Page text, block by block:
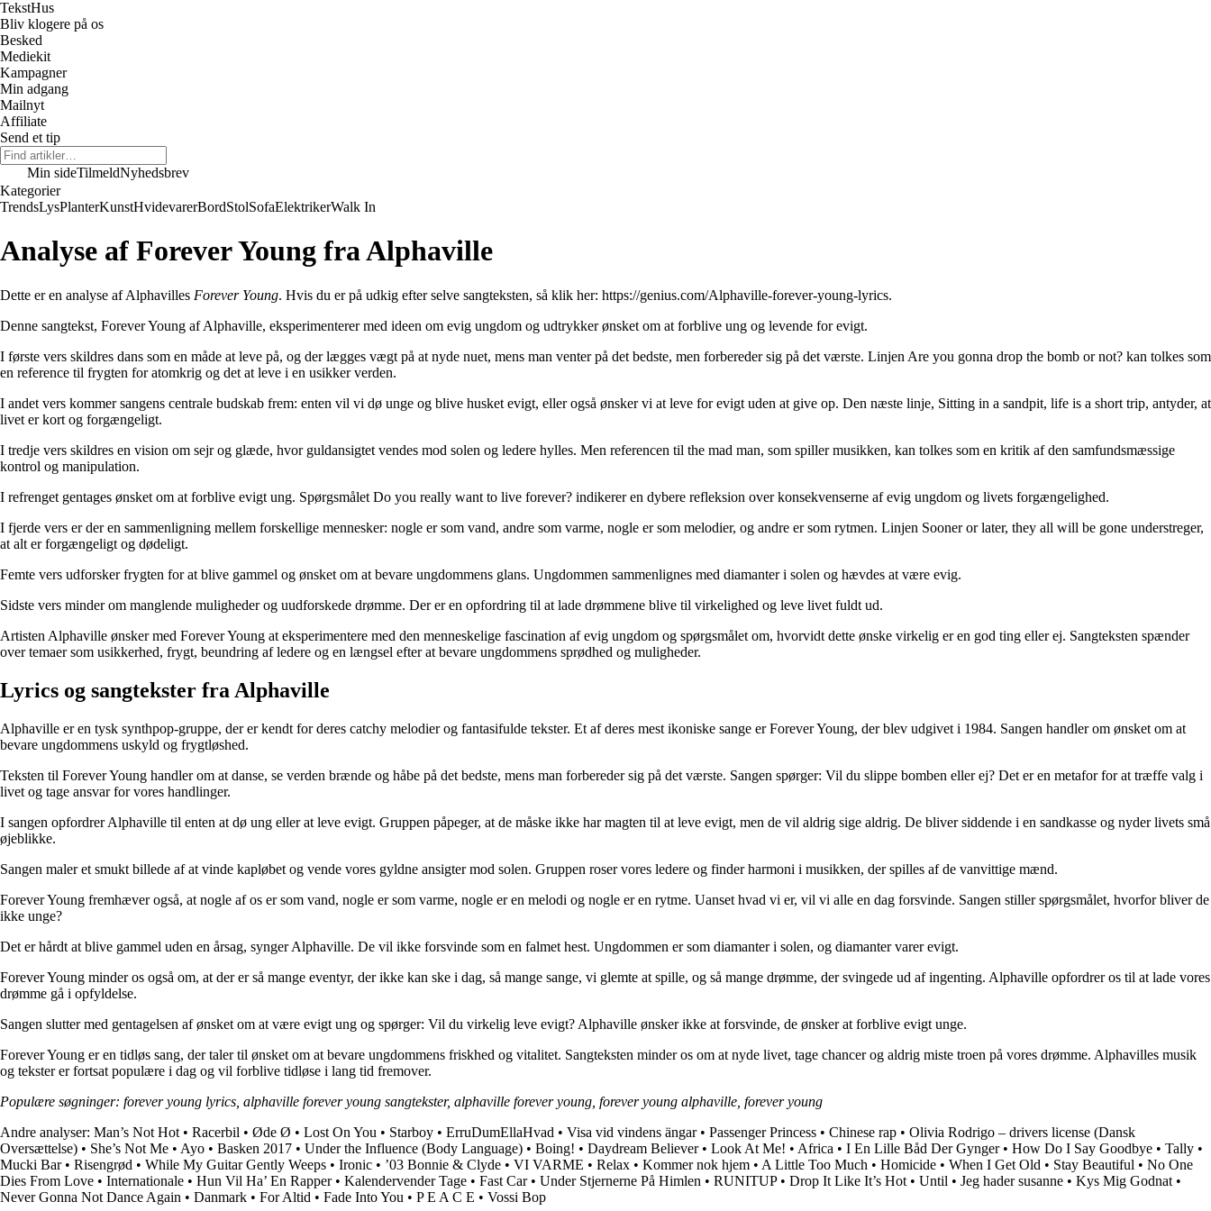
TekstHus
Bliv klogere på os
Besked
Mediekit
Kampagner
Min adgang
Mailnyt
Affiliate
Send et tip
Min sideTilmeldNyhedsbrev
Kategorier
TrendsLysPlanterKunstHvidevarerBordStolSofaElektrikerWalk In
Analyse af Forever Young fra Alphaville
Dette er en analyse af Alphavilles Forever Young. Hvis du er på udkig efter selve sangteksten, så klik her: https://genius.com/Alphaville-forever-young-lyrics.
Denne sangtekst, Forever Young af Alphaville, eksperimenterer med ideen om evig ungdom og udtrykker ønsket om at forblive ung og levende for evigt.
I første vers skildres dans som en måde at leve på, og der lægges vægt på at nyde nuet, mens man venter på det bedste, men forbereder sig på det værste. Linjen Are you gonna drop the bomb or not? kan tolkes som
en reference til frygten for atomkrig og det at leve i en usikker verden.
I andet vers kommer sangens centrale budskab frem: enten vil vi dø unge og blive husket evigt, eller også ønsker vi at leve for evigt uden at give op. Den næste linje, Sitting in a sandpit, life is a short trip, antyder, at
livet er kort og forgængeligt.
I tredje vers skildres en vision om sejr og glæde, hvor guldansigtet vendes mod solen og ledere hylles. Men referencen til the mad man, som spiller musikken, kan tolkes som en kritik af den samfundsmæssige
kontrol og manipulation.
I refrenget gentages ønsket om at forblive evigt ung. Spørgsmålet Do you really want to live forever? indikerer en dybere refleksion over konsekvenserne af evig ungdom og livets forgængelighed.
I fjerde vers er der en sammenligning mellem forskellige mennesker: nogle er som vand, andre som varme, nogle er som melodier, og andre er som rytmen. Linjen Sooner or later, they all will be gone understreger,
at alt er forgængeligt og dødeligt.
Femte vers udforsker frygten for at blive gammel og ønsket om at bevare ungdommens glans. Ungdommen sammenlignes med diamanter i solen og hævdes at være evig.
Sidste vers minder om manglende muligheder og uudforskede drømme. Der er en opfordring til at lade drømmene blive til virkelighed og leve livet fuldt ud.
Artisten Alphaville ønsker med Forever Young at eksperimentere med den menneskelige fascination af evig ungdom og spørgsmålet om, hvorvidt dette ønske virkelig er en god ting eller ej. Sangteksten spænder
over temaer som usikkerhed, frygt, beundring af ledere og en længsel efter at bevare ungdommens sprødhed og muligheder.
Lyrics og sangtekster fra Alphaville
Alphaville er en tysk synthpop-gruppe, der er kendt for deres catchy melodier og fantasifulde tekster. Et af deres mest ikoniske sange er Forever Young, der blev udgivet i 1984. Sangen handler om ønsket om at
bevare ungdommens uskyld og frygtløshed.
Teksten til Forever Young handler om at danse, se verden brænde og håbe på det bedste, mens man forbereder sig på det værste. Sangen spørger: Vil du slippe bomben eller ej? Det er en metafor for at træffe valg i
livet og tage ansvar for vores handlinger.
I sangen opfordrer Alphaville til enten at dø ung eller at leve evigt. Gruppen påpeger, at de måske ikke har magten til at leve evigt, men de vil aldrig sige aldrig. De bliver siddende i en sandkasse og nyder livets små
øjeblikke.
Sangen maler et smukt billede af at vinde kapløbet og vende vores gyldne ansigter mod solen. Gruppen roser vores ledere og finder harmoni i musikken, der spilles af de vanvittige mænd.
Forever Young fremhæver også, at nogle af os er som vand, nogle er som varme, nogle er en melodi og nogle er en rytme. Uanset hvad vi er, vil vi alle en dag forsvinde. Sangen stiller spørgsmålet, hvorfor bliver de
ikke unge?
Det er hårdt at blive gammel uden en årsag, synger Alphaville. De vil ikke forsvinde som en falmet hest. Ungdommen er som diamanter i solen, og diamanter varer evigt.
Forever Young minder os også om, at der er så mange eventyr, der ikke kan ske i dag, så mange sange, vi glemte at spille, og så mange drømme, der svingede ud af ingenting. Alphaville opfordrer os til at lade vores
drømme gå i opfyldelse.
Sangen slutter med gentagelsen af ønsket om at være evigt ung og spørger: Vil du virkelig leve evigt? Alphaville ønsker ikke at forsvinde, de ønsker at forblive evigt unge.
Forever Young er en tidløs sang, der taler til ønsket om at bevare ungdommens friskhed og vitalitet. Sangteksten minder os om at nyde livet, tage chancer og aldrig miste troen på vores drømme. Alphavilles musik
og tekster er fortsat populære i dag og vil forblive tidløse i lang tid fremover.
Populære søgninger: forever young lyrics, alphaville forever young sangtekster, alphaville forever young, forever young alphaville, forever young
Andre analyser: Man’s Not Hot • Racerbil • Øde Ø • Lost On You • Starboy • ErruDumEllaHvad • Visa vid vindens ängar• Passenger Princess • Chinese rap • Olivia Rodrigo – drivers license (Dansk
Oversættelse) • She’s Not Me • Ayo • Basken 2017 • Under the Influence (Body Language) • Boing! • Daydream Believer• Look At Me! • Africa • I En Lille Båd Der Gynger• How Do I Say Goodbye • Tally •
Mucki Bar• Risengrød • While My Guitar Gently Weeps • Ironic • ’03 Bonnie & Clyde • VI VARME • Relax • Kommer nok hjem • A Little Too Much • Homicide • When I Get Old • Stay Beautiful • No One
Dies From Love • Internationale • Hun Vil Ha’ En Rapper• Kalendervender Tage • Fast Car• Under Stjernerne På Himlen • RUNITUP• Drop It Like It’s Hot • Until • Jeg hader susanne • Kys Mig Godnat •
Never Gonna Not Dance Again • Danmark • For Altid • Fade Into You • P E A C E • Vossi Bop